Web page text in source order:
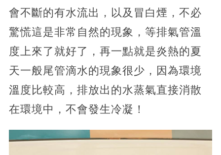
會不斷的有水流出，以及冒白煙，不必
驚慌這是非常自然的現象，等排氣管溫
度上來了就好了，再一點就是炎熱的夏
天一般尾管滴水的現象很少，因為環境
溫度比較高，排放出的水蒸氣直接消散
在環境中，不會發生冷凝！